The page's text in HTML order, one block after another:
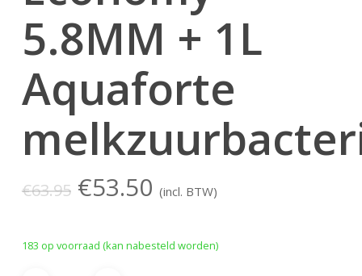
5.8MM + 1L
Aquaforte
€63.95 Oorspronkelijke
was:
€63.95.
€53.50Huidige
prijs
is:
€53.50.
(incl. BTW)
183 op voorraad (kan nabesteld worden)